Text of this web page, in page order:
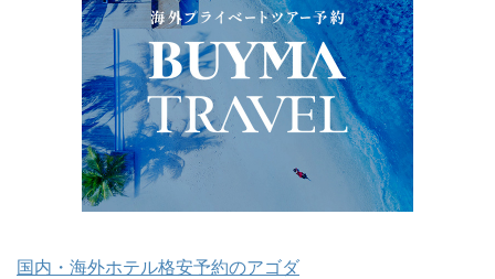
国内・海外ホテル格安予約のアゴダ